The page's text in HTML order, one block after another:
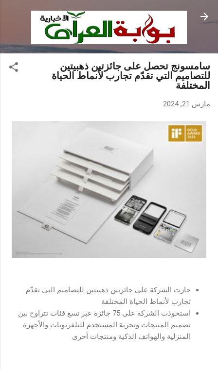
التخطي إلى المحتوى الرئيسي
سامسونج تحصل على جائزتين ذهبيتين
للتصاميم التي تقدّم تجارب لأنماط الحياة
المختلفة
مارس 21, 2024
حازت الشركة على جائزتين ذهبيتين للتصاميم التي تقدّم
تجارب لأنماط الحياة المختلفة
استحوذت الشركة على 75 جائزة عبر تسع فئات تتراوح بين
تصميم المنتجات وتجربة المستخدم للتلفزيونات والأجهزة
المنزلية والهواتف الذكية ومنتجات أخرى